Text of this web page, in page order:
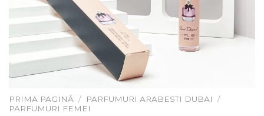
PRIMA PAGINĂ / PARFUMURI ARABESTI DUBAI
/
PARFUMURI FEMEI